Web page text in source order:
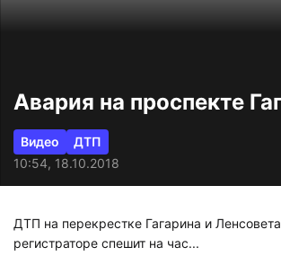
Авария на проспекте
Видео
ДТП
10:54, 18.10.2018
ДТП на перекрестке Гагарина и
регистраторе спешит на час...